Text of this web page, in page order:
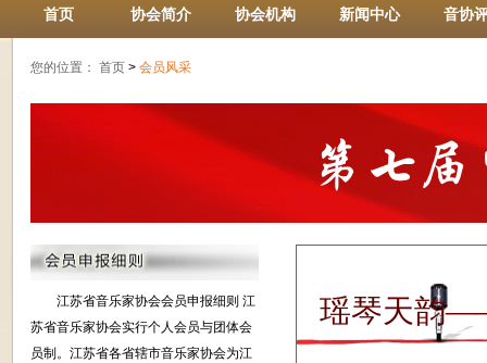
首页 协会简介 协会机构 新闻中心 音协
您的位置： 首页 > 会员风采
江苏省音乐家协会会员申报细则 江
苏省音乐家协会实行个人会员与团体会
员制。江苏省各省辖市音乐家协会为江
瑶琴天韵